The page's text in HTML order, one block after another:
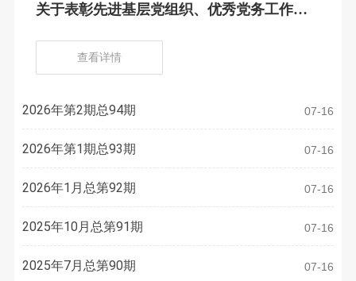
关于表彰先进基层党组织、优秀党务工作
查看详情
2026年第2期总94期 07-16
2026年第1期总93期 07-16
2026年1月总第92期 07-16
2025年10月总第91期 07-16
2025年7月总第90期 07-16